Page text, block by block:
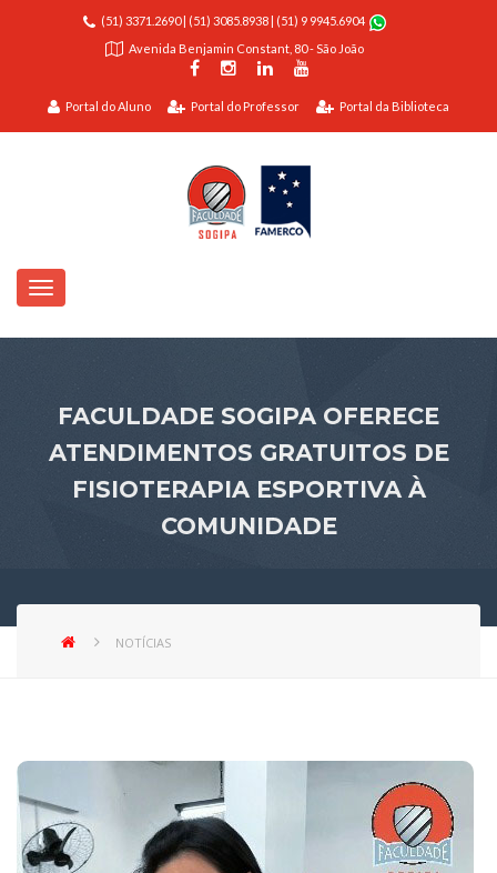
(51) 3371.2690| (51) 3085.8938|
(51) 9 9945.6904
Avenida Benjamin Constant, 80 - São João
Portal do Aluno Portal do Professor Portal da Biblioteca
FACULDADE SOGIPA OFERECE
ATENDIMENTOS GRATUITOS DE
FISIOTERAPIA ESPORTIVA À
COMUNIDADE
NOTÍCIAS